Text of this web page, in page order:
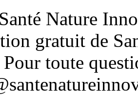
Nature
gratuit de
toute